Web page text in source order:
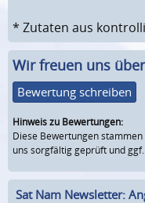
* Zutaten aus
Wir freuen uns
Bewertung schreiben
Hinweis zu Bewertungen:
Diese Bewertungen
uns sorgfältig geprüft und
Sat Nam Newsletter: